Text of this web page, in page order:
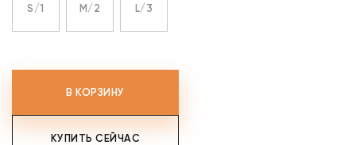
S/1 M/2 L/3
В КОРЗИНУ
КУПИТЬ СЕЙЧАС